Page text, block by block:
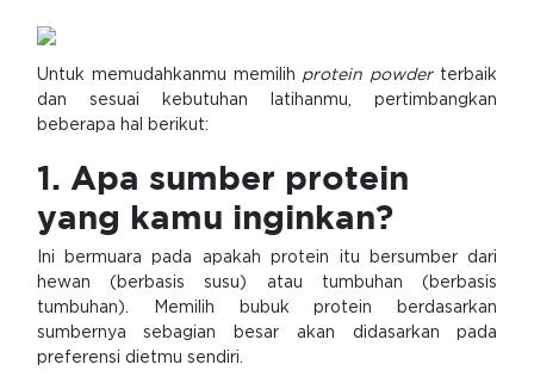
Untuk memudahkanmu memilih protein powderterbaik
dan sesuai kebutuhan latihanmu, pertimbangkan
beberapa hal berikut:
1. Apa sumber protein
yang kamu inginkan?
Ini bermuara pada apakah protein itu bersumber dari
hewan (berbasis susu) atau tumbuhan (berbasis
tumbuhan). Memilih bubuk protein berdasarkan
sumbernya sebagian besar akan didasarkan pada
preferensi dietmu sendiri.